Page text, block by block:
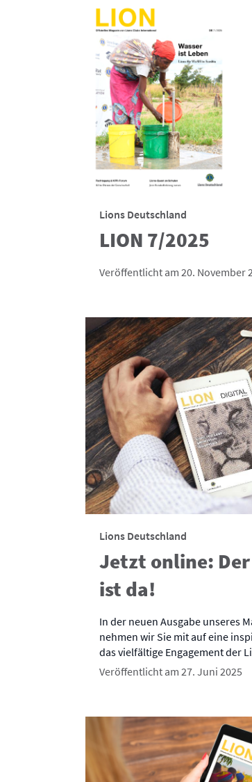
Lions Deutschland
LION 7/2025
Veröffentlicht am 20. November
Lions Deutschland
Jetzt online: Der
ist da!
In der neuen Ausgabe unseres
nehmen wir Sie mit auf eine
das vielfältige Engagement der
Veröffentlicht am 27. Juni 2025